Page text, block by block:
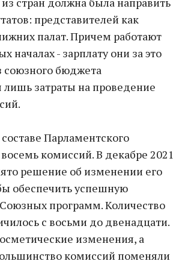
представителей как
палат. Причем работают
началах - зарплату они за это
союзного бюджета
затраты на проведение
Парламентского
комиссий. В декабре 2021
решение об изменении его
обеспечить успешную
программ. Количество
с восьми до двенадцати.
изменения, а
комиссий поменяли